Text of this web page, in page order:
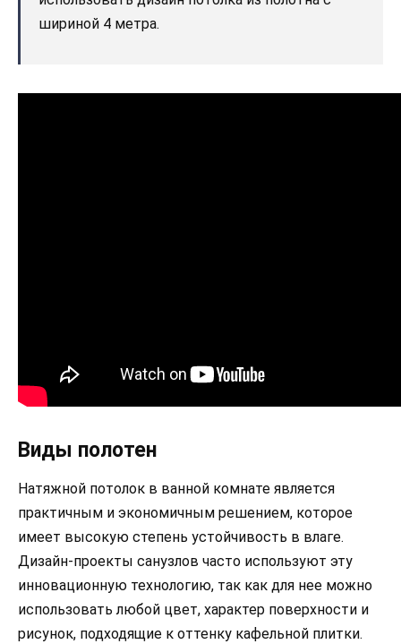
шириной 4 метра.
Виды полотен
Натяжной потолок в ванной комнате является
практичным и экономичным решением, которое
имеет высокую степень устойчивость в влаге.
Дизайн-проекты санузлов часто используют эту
инновационную технологию, так как для нее можно
использовать любой цвет, характер поверхности и
рисунок, подходящие к оттенку кафельной плитки.